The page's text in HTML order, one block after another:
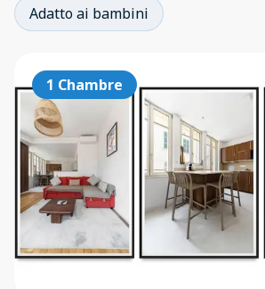
Adatto ai bambini
1 Chambre